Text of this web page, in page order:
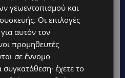
γεωεντοπισμού και
Οι επιλογές
αυτόν τον
προμηθευτές
σε έννομο
έχετε το